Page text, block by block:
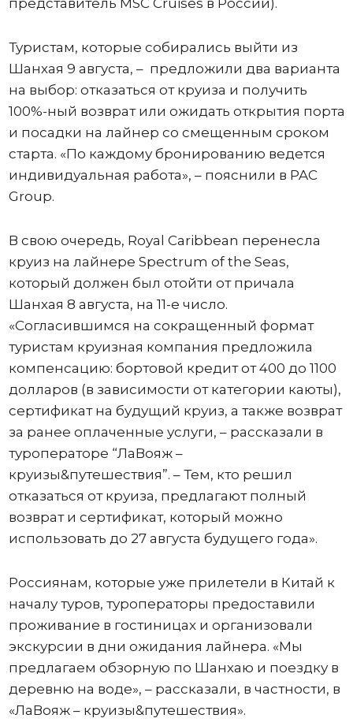
представитель MSC Cruises в России).
Туристам, которые собирались выйти из
Шанхая 9 августа, – предложили два варианта
на выбор: отказаться от круиза и получить
100%-ный возврат или ожидать открытия порта
и посадки на лайнер со смещенным сроком
старта. «По каждому бронированию ведется
индивидуальная работа», – пояснили в PAC
Group.
В свою очередь, Royal Caribbean перенесла
круиз на лайнере Spectrum of the Seas,
который должен был отойти от причала
Шанхая 8 августа, на 11-е число.
«Согласившимся на сокращенный формат
туристам круизная компания предложила
компенсацию: бортовой кредит от 400 до 1100
долларов (в зависимости от категории каюты),
сертификат на будущий круиз, а также возврат
за ранее оплаченные услуги, – рассказали в
туроператоре “ЛаВояж –
круизы&путешествия”. – Тем, кто решил
отказаться от круиза, предлагают полный
возврат и сертификат, который можно
использовать до 27 августа будущего года».
Россиянам, которые уже прилетели в Китай к
началу туров, туроператоры предоставили
проживание в гостиницах и организовали
экскурсии в дни ожидания лайнера. «Мы
предлагаем обзорную по Шанхаю и поездку в
деревню на воде», – рассказали, в частности, в
«ЛаВояж – круизы&путешествия».